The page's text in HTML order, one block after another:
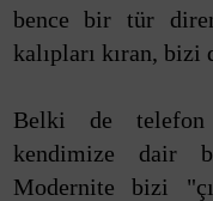
bence bir tür
kalıpları kıran,
Belki de telefon
kendimize dair
Modernite bizi